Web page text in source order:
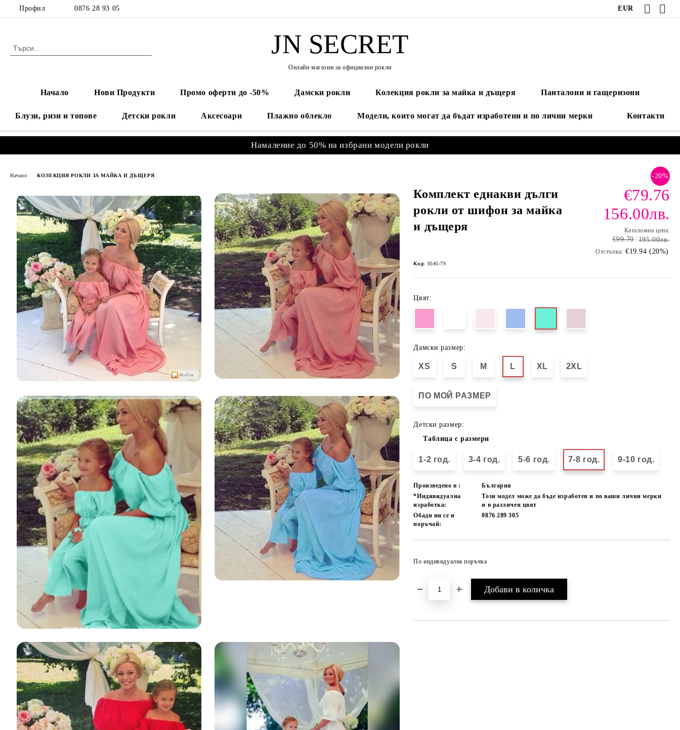
Профил 0876 28 93 05 EUR
JN SECRET
Онлайн магазин за официални рокли
Начало Нови Продукти Промо оферти до -50% Дамски рокли Колекция рокли за майка и дъщеря Панталони и гащеризони
Блузи, ризи и топове Детски рокли Аксесоари Плажно облекло Модели, които могат да бъдат изработени и по лични мерки Контакти
Намаление до 50% на избрани модели рокли
Начало КОЛЕКЦИЯ РОКЛИ ЗА МАЙКА И ДЪЩЕРЯ
Комплект еднакви дълги
рокли от шифон за майка
и дъщеря
-20%
€79.76
156.00лв.
Каталожна цена:
€99.70 195.00лв.
Отстъпка: €19.94 (20%)
Код: 0545-79
Цвят:
Дамски размер:
XS S M L XL 2XL
ПО МОЙ РАЗМЕР
Детски размер:
Таблица с размери
1-2 год. 3-4 год. 5-6 год. 7-8 год. 9-10 год.
Произведено в :
България
*Индивидуална
изработка:
Този модел може да бъде изработен и по ваши лични мерки
и в различен цвят
Обади ни се и
поръчай:
0876 289 305
По индивидуална поръчка